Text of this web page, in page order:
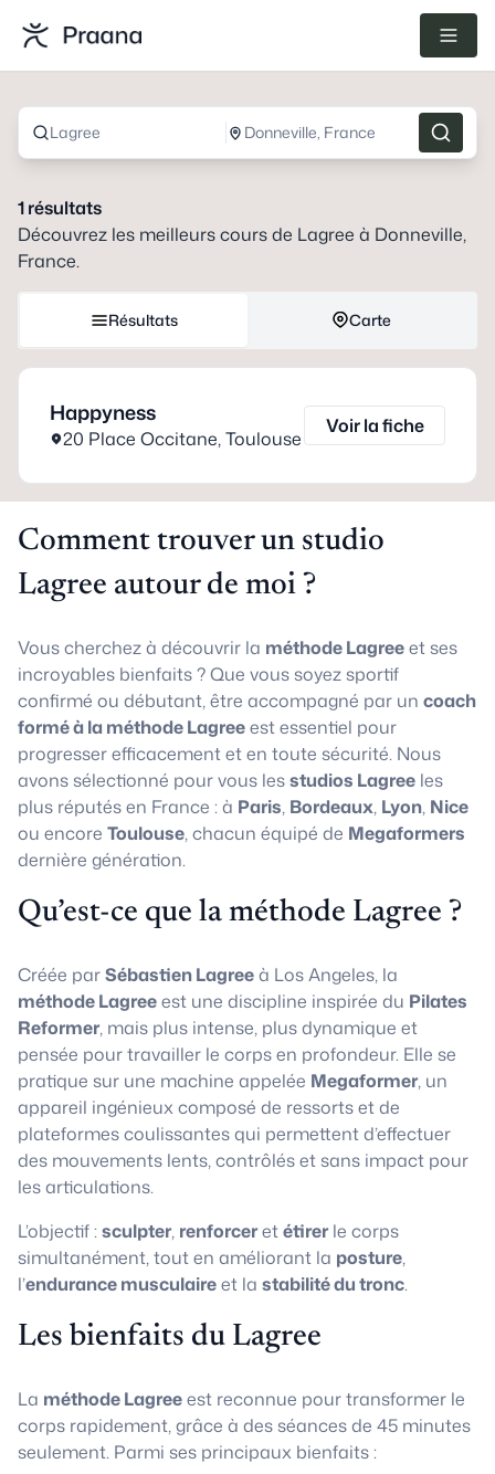
Lagree Donneville, France
1résultats
Découvrez les meilleurs cours de Lagree à Donneville,
France.
Résultats Carte
Happyness
20 Place Occitane,Toulouse
Voir la fiche
Comment trouver un studio
Lagree autour de moi ?
Vous cherchez à découvrir la méthode Lagreeet ses
incroyables bienfaits ? Que vous soyez sportif
confirmé ou débutant, être accompagné par un coach
formé à la méthode Lagreeest essentiel pour
progresser efficacement et en toute sécurité. Nous
avons sélectionné pour vous lesstudios Lagree les
plus réputés en France : à Paris, Bordeaux, Lyon, Nice
ou encore Toulouse, chacun équipé de Megaformers
dernière génération.
Qu’est-ce que la méthode Lagree ?
Créée parSébastien Lagreeà Los Angeles, la
méthode Lagreeest une discipline inspirée du Pilates
Reformer, mais plus intense, plus dynamique et
pensée pour travailler le corps en profondeur. Elle se
pratique sur une machine appelée Megaformer, un
appareil ingénieux composé de ressorts et de
plateformes coulissantes qui permettent d’effectuer
des mouvements lents, contrôlés et sans impact pour
les articulations.
L’objectif :sculpter, renforceretétirerle corps
simultanément, tout en améliorant la posture,
l’endurance musculaireet la stabilité du tronc.
Les bienfaits du Lagree
La méthode Lagreeest reconnue pour transformer le
corps rapidement, grâce à des séances de 45 minutes
seulement. Parmi ses principaux bienfaits :